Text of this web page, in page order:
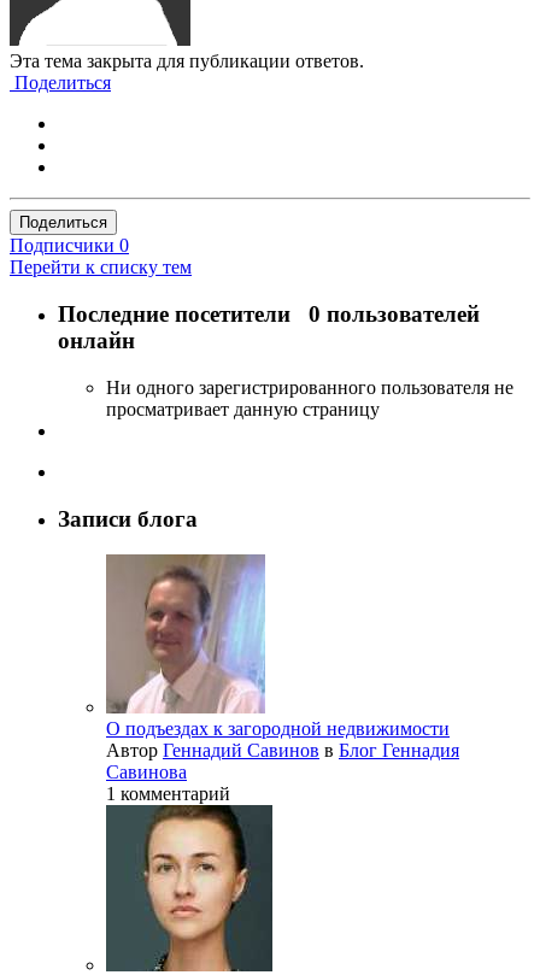
Эта тема закрыта для публикации ответов.
Поделиться
Поделиться
Подписчики 0
Перейти к списку тем
Последние посетители 0 пользователей
онлайн
Ни одного зарегистрированного пользователя не
просматривает данную страницу
Записи блога
О подъездах к загородной недвижимости
Автор Геннадий Савинов в Блог Геннадия
Савинова
1 комментарий